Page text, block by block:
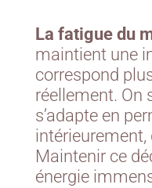
La fatigue du
maintient une
correspond
réellement. On
s’adapte en
intérieurement,
Maintenir ce
énergie